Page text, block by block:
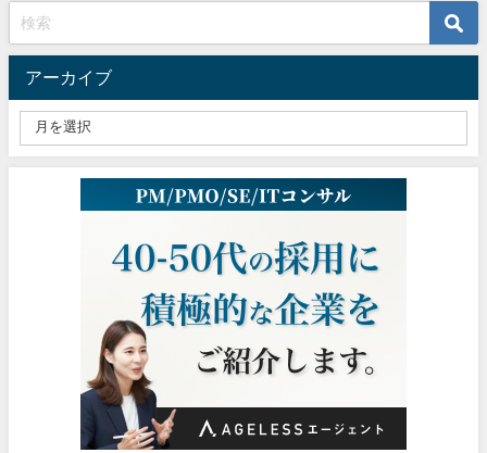
アーカイブ